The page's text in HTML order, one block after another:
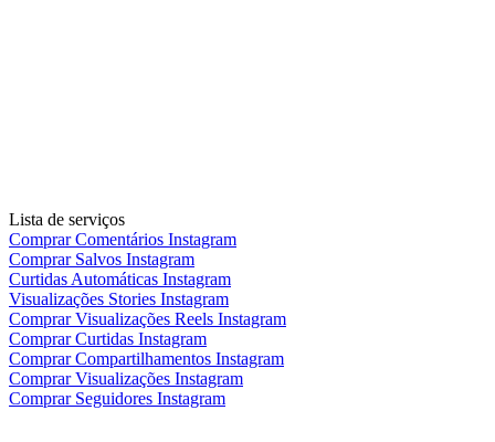
Lista de serviços
Comprar Comentários Instagram
Comprar Salvos Instagram
Curtidas Automáticas Instagram
Visualizações Stories Instagram
Comprar Visualizações Reels Instagram
Comprar Curtidas Instagram
Comprar Compartilhamentos Instagram
Comprar Visualizações Instagram
Comprar Seguidores Instagram